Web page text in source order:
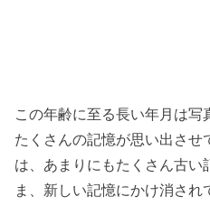
この年齢に至る長い年月は写
たくさんの記憶が思い出させ
は、あまりにもたくさん古い
ま、新しい記憶にかけ消さ